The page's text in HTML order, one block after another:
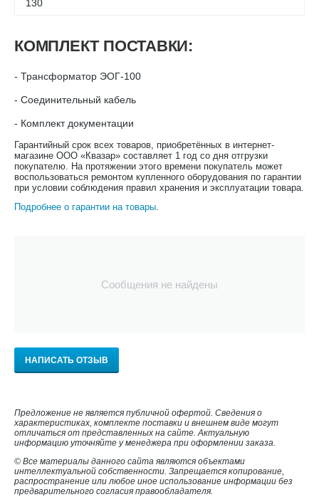
130
КОМПЛЕКТ ПОСТАВКИ:
- Трансформатор ЭОГ-100
- Соединительный кабель
- Комплект документации
Гарантийный срок всех товаров, приобретённых в интернет-
магазине ООО «Квазар» составляет 1 год со дня отгрузки
покупателю. На протяжении этого времени покупатель может
воспользоваться ремонтом купленного оборудования по гарантии
при условии соблюдения правил хранения и эксплуатации товара.
Подробнее о гарантии на товары.
Сообщения не найдены
НАПИСАТЬ ОТЗЫВ
Предложение не является публичной офертой. Сведения о
характеристиках, комплекте поставки и внешнем виде могут
отличаться от представленных на сайте. Актуальную
информацию уточняйте у менеджера при оформлении заказа.
© Все материалы данного сайта являются объектами
интеллектуальной собственности. Запрещается копирование,
распространение или любое иное использование информации без
предварительного согласия правообладателя.